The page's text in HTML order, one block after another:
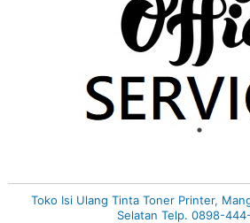
Toko Isi Ulang Tinta Toner Printer,
Selatan Telp. 0898-